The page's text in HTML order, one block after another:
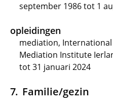
september 1986 tot 1
opleidingen
mediation,
Mediation Institute
tot 31 januari 2024
Familie/gezin